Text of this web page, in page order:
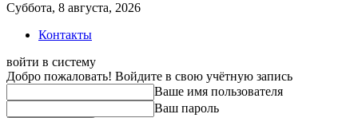
Суббота, 8 августа, 2026
Контакты
войти в систему
Добро пожаловать! Войдите в свою учётную запись
Ваше имя пользователя
Ваш пароль